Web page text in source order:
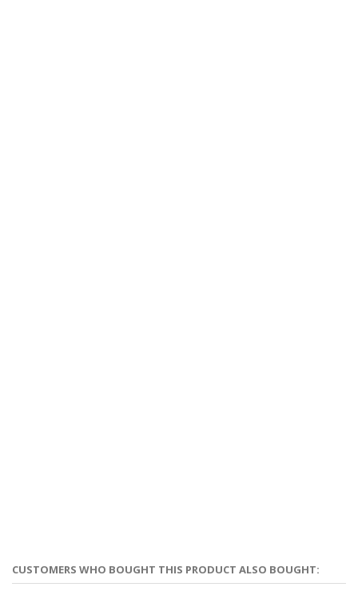
CUSTOMERS WHO BOUGHT THIS PRODUCT ALSO BOUGHT: